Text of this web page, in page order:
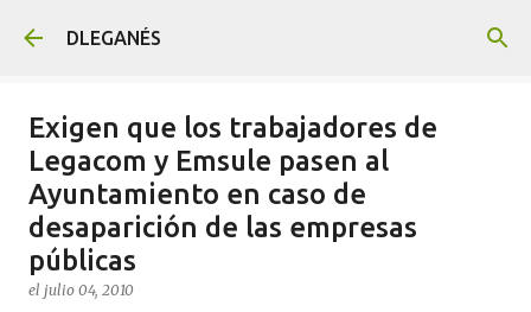
DLEGANÉS
Exigen que los trabajadores de
Legacom y Emsule pasen al
Ayuntamiento en caso de
desaparición de las empresas
públicas
el julio 04, 2010